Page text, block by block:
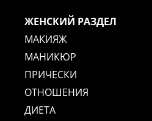
ЖЕНСКИЙ РАЗДЕЛ
МАКИЯЖ
МАНИКЮР
ПРИЧЕСКИ
ОТНОШЕНИЯ
ДИЕТА